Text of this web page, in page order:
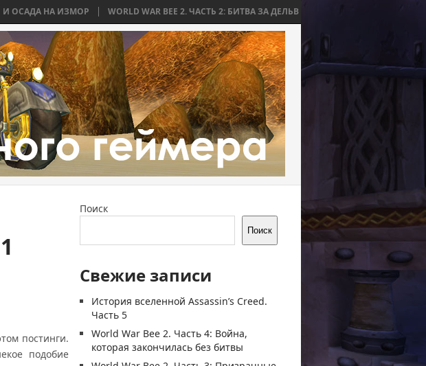
WORLD WAR BEE 2. ЧАСТЬ 2: БИТВА ЗА ДЕЛЬВ WORLD WAR BEE 2. ЧАСТЬ 1: ПРИЧИНЫ И
постинги.
подобие
Поиск
Поиск
Свежие записи
История вселенной Assassin’s Creed.
Часть 5
World War Bee 2. Часть 4: Война,
которая закончилась без битвы